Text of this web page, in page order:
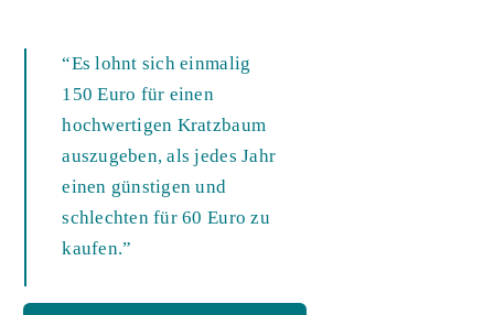
“Es lohnt sich einmalig
150 Euro für einen
hochwertigen Kratzbaum
auszugeben, als jedes Jahr
einen günstigen und
schlechten für 60 Euro zu
kaufen.”